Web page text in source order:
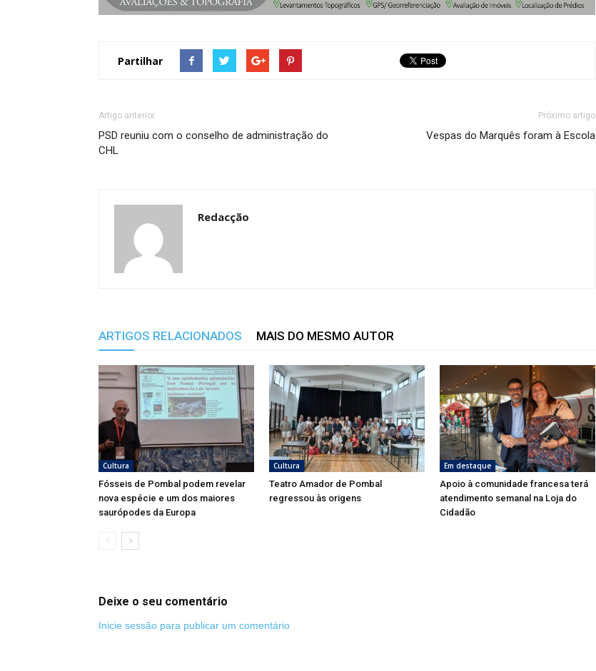
Partilhar
Artigo anterior
PSD reuniu com o conselho de administração do
CHL
Próximo artigo
Vespas do Marquês foram à Escola
Redacção
ARTIGOS RELACIONADOS MAIS DO MESMO AUTOR
Cultura
Fósseis de Pombal podem revelar
nova espécie e um dos maiores
saurópodes da Europa
Cultura
Teatro Amador de Pombal
regressou às origens
Em destaque
Apoio à comunidade francesa terá
atendimento semanal na Loja do
Cidadão
Deixe o seu comentário
Inicie sessão para publicar um comentário